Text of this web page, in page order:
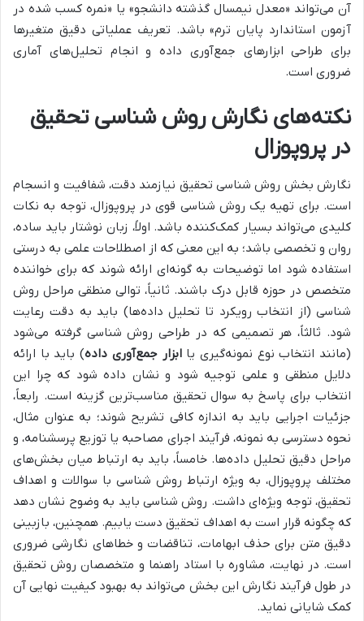
آن می‌تواند «معدل نیمسال گذشته دانشجو» یا «نمره کسب شده در
آزمون استاندارد پایان ترم» باشد. تعریف عملیاتی دقیق متغیرها
برای طراحی ابزارهای جمع‌آوری داده و انجام تحلیل‌های آماری
ضروری است.
نکته‌های نگارش روش شناسی تحقیق
در پروپوزال
نگارش بخش روش شناسی تحقیق نیازمند دقت، شفافیت و انسجام
است. برای تهیه یک روش شناسی قوی در پروپوزال، توجه به نکات
کلیدی می‌تواند بسیار کمک‌کننده باشد. اولاً، زبان نوشتار باید ساده،
روان و تخصصی باشد؛ به این معنی که از اصطلاحات علمی به درستی
استفاده شود اما توضیحات به گونه‌ای ارائه شوند که برای خواننده
متخصص در حوزه قابل درک باشند. ثانیاً، توالی منطقی مراحل روش
شناسی (از انتخاب رویکرد تا تحلیل داده‌ها) باید به دقت رعایت
شود. ثالثاً، هر تصمیمی که در طراحی روش شناسی گرفته می‌شود
(مانند انتخاب نوع نمونه‌گیری یاابزار جمع‌آوری داده) باید با ارائه
دلایل منطقی و علمی توجیه شود و نشان داده شود که چرا این
انتخاب برای پاسخ به سوال تحقیق مناسب‌ترین گزینه است. رابعاً،
جزئیات اجرایی باید به اندازه کافی تشریح شوند؛ به عنوان مثال،
نحوه دسترسی به نمونه، فرآیند اجرای مصاحبه یا توزیع پرسشنامه، و
مراحل دقیق تحلیل داده‌ها. خامساً، باید به ارتباط میان بخش‌های
مختلف پروپوزال، به ویژه ارتباط روش شناسی با سوالات و اهداف
تحقیق، توجه ویژه‌ای داشت. روش شناسی باید به وضوح نشان دهد
که چگونه قرار است به اهداف تحقیق دست یابیم. همچنین، بازبینی
دقیق متن برای حذف ابهامات، تناقضات و خطاهای نگارشی ضروری
است. در نهایت، مشاوره با استاد راهنما و متخصصان روش تحقیق
در طول فرآیند نگارش این بخش می‌تواند به بهبود کیفیت نهایی آن
کمک شایانی نماید.